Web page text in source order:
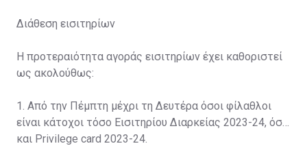
Διάθεση εισιτηρίων
Η προτεραιότητα αγοράς εισιτηρίων έχει καθοριστεί
ως ακολούθως:
1. Από την Πέμπτη μέχρι τη Δευτέρα όσοι φίλαθλοι
είναι κάτοχοι τόσο Εισιτηρίου Διαρκείας 2023-24, όσο
και Privilege card 2023-24.